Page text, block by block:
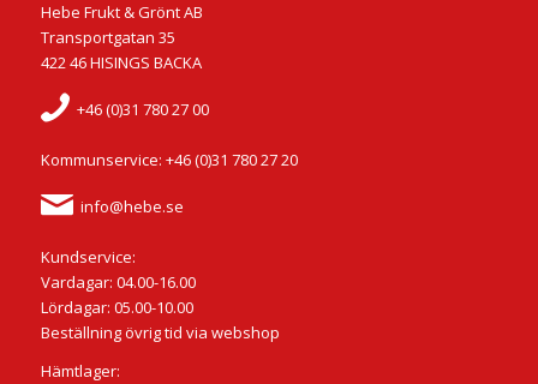
Hebe Frukt & Grönt AB
Transportgatan 35
422 46 HISINGS BACKA
+46 (0)31 780 27 00
Kommunservice: +46 (0)31 780 27 20
info@hebe.se
Kundservice:
Vardagar: 04.00-16.00
Lördagar: 05.00-10.00
Beställning övrig tid via webshop
Hämtlager: